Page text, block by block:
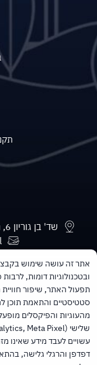
שד' בן גוריון 6, חיפה 35414
מעוניינים
תפעול האתר, שיפור חוויית
סטטיסטיים והתאמת
מהעוגיות והפיקסלים
דפדפן והרגלי גלישה,